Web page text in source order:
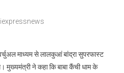
माध्यम से लालकुआं बांद्रा सुपरफास्ट
मुख्यमंत्री ने कहा कि बाबा कैंची धाम के